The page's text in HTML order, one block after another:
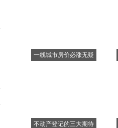
一线城市房价必涨无疑
不动产登记的三大期待